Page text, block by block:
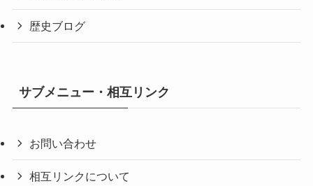
歴史ブログ
サブメニュー・相互リンク
お問い合わせ
相互リンクについて